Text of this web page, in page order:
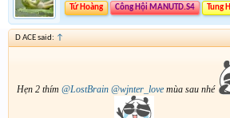
Tứ Hoàng
Công Hội MANUTD.S4 Tung
D ACE said: ↑
Hẹn 2 thím @LostBrain @wjnter_love mùa sau nhé